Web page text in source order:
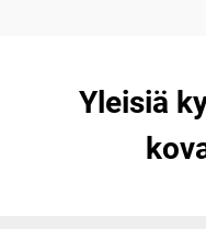
Yleisiä